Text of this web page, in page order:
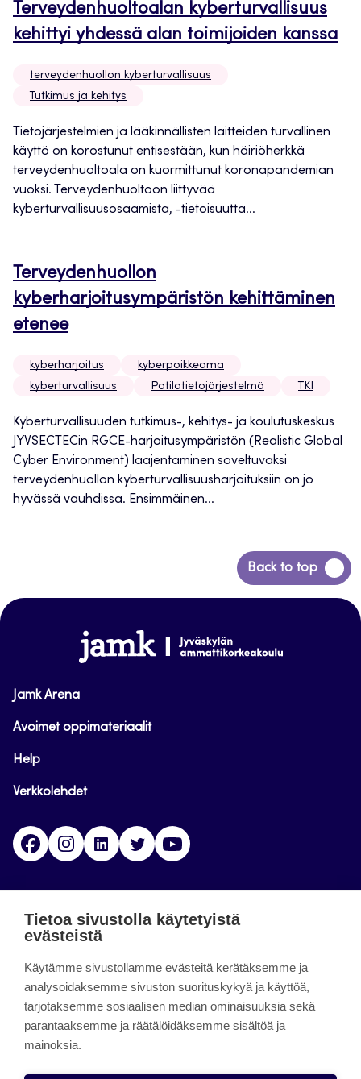
Terveydenhuoltoalan kyberturvallisuus
kehittyi yhdessä alan toimijoiden kanssa
terveydenhuollon kyberturvallisuus
Tutkimus ja kehitys
Tietojärjestelmien ja lääkinnällisten laitteiden turvallinen
käyttö on korostunut entisestään, kun häiriöherkkä
terveydenhuoltoala on kuormittunut koronapandemian
vuoksi. Terveydenhuoltoon liittyvää
kyberturvallisuusosaamista, -tietoisuutta...
Terveydenhuollon
kyberharjoitusympäristön kehittäminen
etenee
kyberharjoitus
kyberpoikkeama
kyberturvallisuus
Potilatietojärjestelmä TKI
Kyberturvallisuuden tutkimus-, kehitys- ja koulutuskeskus
JYVSECTECin RGCE-harjoitusympäristön (Realistic Global
Cyber Environment) laajentaminen soveltuvaksi
terveydenhuollon kyberturvallisuusharjoituksiin on jo
hyvässä vauhdissa. Ensimmäinen...
Back to top
Siirry
takaisin
www.jamk.fi
Jamk Arena
Avoimet oppimateriaalit
Help
Verkkolehdet
FacebookInstagramLinkedinTwitter
päättynyt 11.9.2023.
About the site
Käyttöehdot
Tietoa sivustolla käytetyistä
evästeistä
Käytämme sivustollamme evästeitä kerätäksemme ja
analysoidaksemme sivuston suorituskykyä ja käyttöä,
tarjotaksemme sosiaalisen median ominaisuuksia sekä
parantaaksemme ja räätälöidäksemme sisältöä ja
mainoksia.